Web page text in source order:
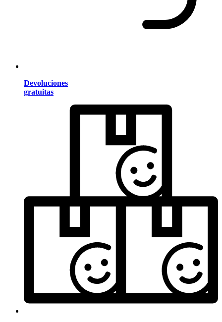
Devoluciones
gratuitas